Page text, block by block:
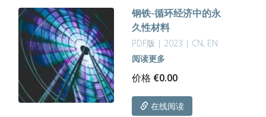
钢铁-循环经济中的永
久性材料
PDF版 | 2023 | CN, EN
阅读更多
价格 €0.00
在线阅读